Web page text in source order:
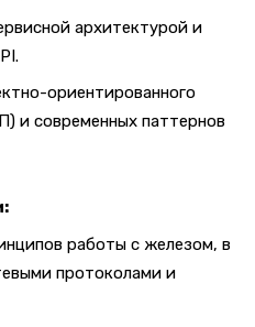
архитектурой и
ориентированного
и современных паттернов
работы с железом, в
протоколами и